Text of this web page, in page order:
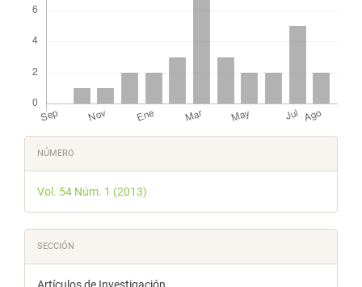
Detalles
del
artículo
NÚMERO
Vol. 54 Núm. 1 (2013)
SECCIÓN
Artículos de Investigación